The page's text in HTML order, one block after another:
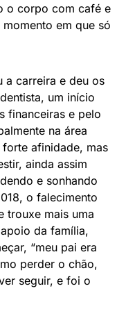
o corpo com café e
em que só
a carreira e deu os
um início
financeiras e pelo
na área
afinidade, mas
ainda assim
e sonhando
o falecimento
trouxe mais uma
da família,
“meu pai era
perder o chão,
seguir, e foi o